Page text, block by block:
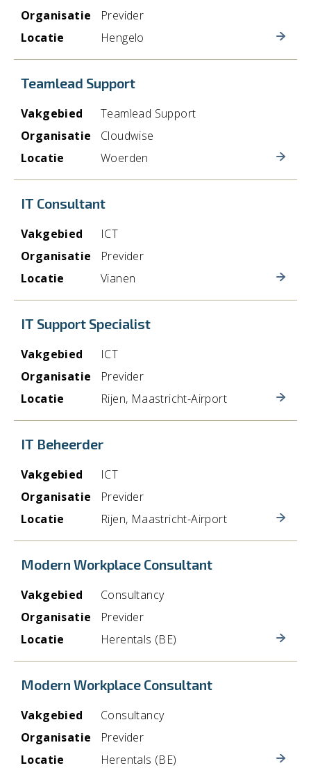
Organisatie
Previder
Locatie
Hengelo
Teamlead Support
Vakgebied
Teamlead Support
Organisatie
Cloudwise
Locatie
Woerden
IT Consultant
Vakgebied
ICT
Organisatie
Previder
Locatie
Vianen
IT Support Specialist
Vakgebied
ICT
Organisatie
Previder
Locatie
Rijen, Maastricht-Airport
IT Beheerder
Vakgebied
ICT
Organisatie
Previder
Locatie
Rijen, Maastricht-Airport
Modern Workplace Consultant
Vakgebied
Consultancy
Organisatie
Previder
Locatie
Herentals (BE)
Modern Workplace Consultant
Vakgebied
Consultancy
Organisatie
Previder
Locatie
Herentals (BE)